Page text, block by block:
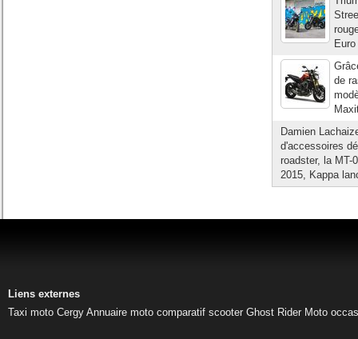
de
Damien
d'accessoires
roadster, la MT-
2015, Kappa
Liens externes
Taxi moto Cergy Annuaire moto comparatif scooter Ghost Rider Moto